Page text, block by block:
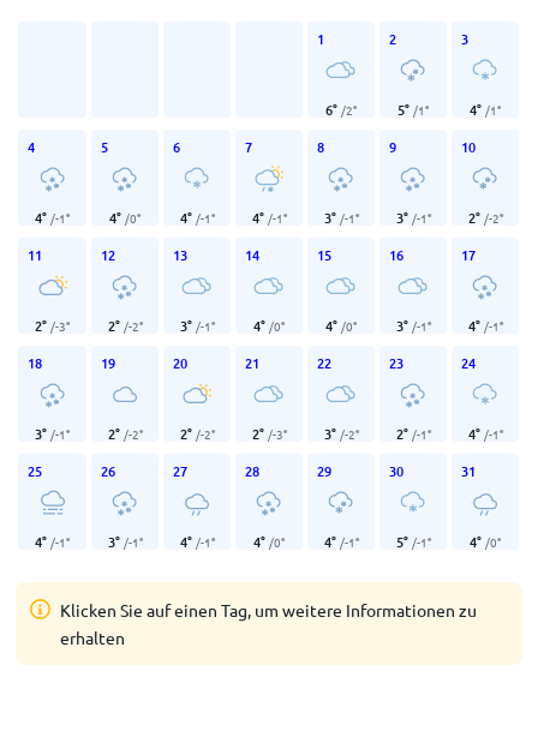
1
6° /2°
2
5° /1°
3
4° /1°
4
4° /-1°
5
4° /0°
6
4° /-1°
7
4° /-1°
8
3° /-1°
9
3° /-1°
10
2° /-2°
11
2° /-3°
12
2° /-2°
13
3° /-1°
14
4° /0°
15
4° /0°
16
3° /-1°
17
4° /-1°
18
3° /-1°
19
2° /-2°
20
2° /-2°
21
2° /-3°
22
3° /-2°
23
2° /-1°
24
4° /-1°
25
4° /-1°
26
3° /-1°
27
4° /-1°
28
4° /0°
29
4° /-1°
30
5° /-1°
31
4° /0°
Klicken Sie auf einen Tag, um weitere Informationen zu
erhalten